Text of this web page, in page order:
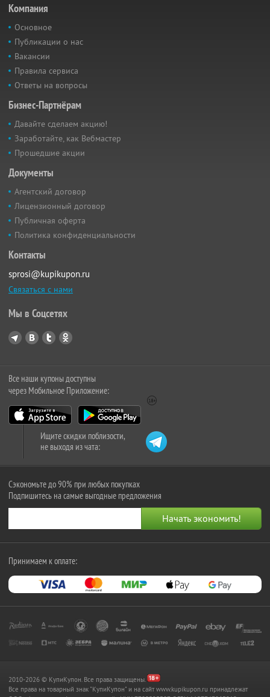
Компания
Основное
Публикации о нас
Вакансии
Правила сервиса
Ответы на вопросы
Бизнес-Партнёрам
Давайте сделаем акцию!
Заработайте, как Вебмастер
Прошедшие акции
Документы
Агентский договор
Лицензионный договор
Публичная оферта
Политика конфиденциальности
Контакты
sprosi@kupikupon.ru
Связаться с нами
Мы в Соцсетях
Все наши купоны доступны
через Мобильное Приложение:
Ищите скидки поблизости,
не выходя из чата:
Сэкономьте до 90% при любых покупках
Подпишитесь на самые выгодные предложения
Принимаем к оплате:
2010-2026 © КупиКупон. Все права защищены.
Все права на товарный знак "КупиКупон" и на сайт www.kupikupon.ru принадлежат